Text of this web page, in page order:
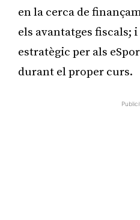
en la cerca de
els avantatges fiscals; i
estratègic per als
durant el proper curs.